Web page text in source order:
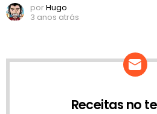
porHugo
3 anos atrás
Receitas no